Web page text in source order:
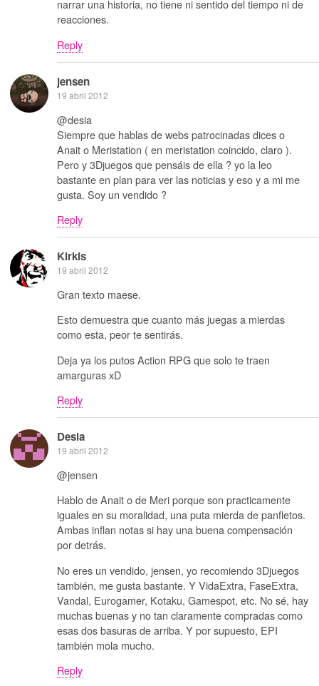
narrar una historia, no tiene ni sentido del tiempo ni de
reacciones.
Reply
jensen
19 abril 2012
@desia
Siempre que hablas de webs patrocinadas dices o
Anait o Meristation ( en meristation coincido, claro ).
Pero y 3Djuegos que pensáis de ella ? yo la leo
bastante en plan para ver las noticias y eso y a mi me
gusta. Soy un vendido ?
Reply
Kirkis
19 abril 2012
Gran texto maese.
Esto demuestra que cuanto más juegas a mierdas
como esta, peor te sentirás.
Deja ya los putos Action RPG que solo te traen
amarguras xD
Reply
Desia
19 abril 2012
@jensen
Hablo de Anait o de Meri porque son practicamente
iguales en su moralidad, una puta mierda de panfletos.
Ambas inflan notas si hay una buena compensación
por detrás.
No eres un vendido, jensen, yo recomiendo 3Djuegos
también, me gusta bastante. Y VidaExtra, FaseExtra,
Vandal, Eurogamer, Kotaku, Gamespot, etc. No sé, hay
muchas buenas y no tan claramente compradas como
esas dos basuras de arriba. Y por supuesto, EPI
también mola mucho.
Reply